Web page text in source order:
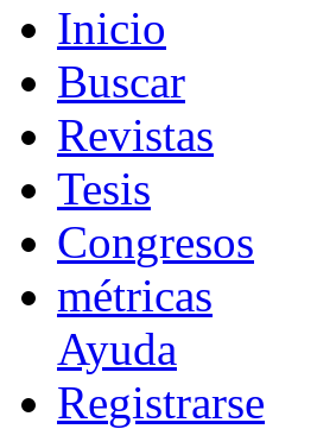
Inicio
Buscar
Revistas
Tesis
Congresos
métricas
Ayuda
Registrarse